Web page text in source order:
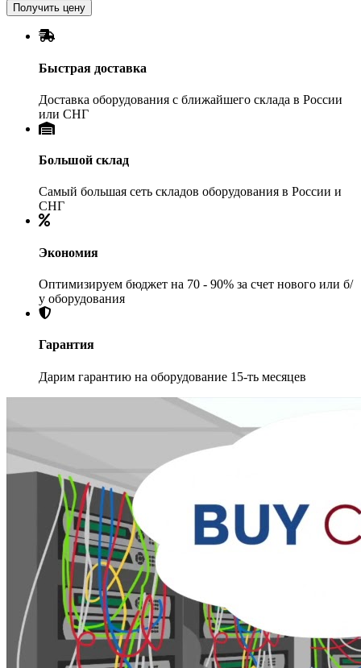
Получить цену
Быстрая доставка
Доставка оборудования с ближайшего склада в России
или СНГ
Большой склад
Самый большая сеть складов оборудования в России и
СНГ
Экономия
Оптимизируем бюджет на 70 - 90% за счет нового или б/
у оборудования
Гарантия
Дарим гарантию на оборудование 15-ть месяцев